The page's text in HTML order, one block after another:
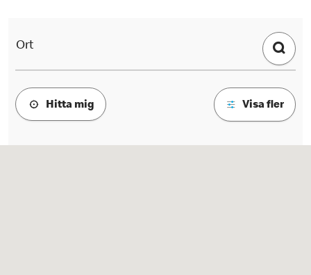
Ort
Hitta mig Visa fler